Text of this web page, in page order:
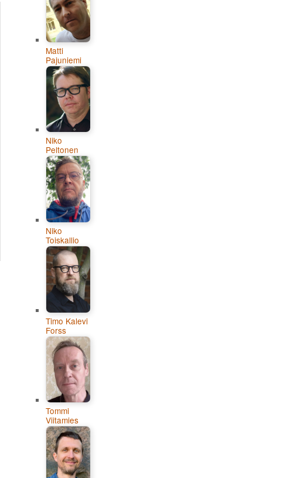
Matti
Pajuniemi
Niko
Peltonen
Niko
Toiskallio
Timo Kalevi
Forss
Tommi
Viitamies